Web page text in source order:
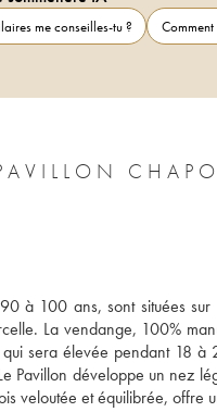
me conseilles-tu ?
à 100 ans, sont situées
La vendange, 100%
sera élevée pendant 18
Pavillon développe un nez
veloutée et équilibrée,